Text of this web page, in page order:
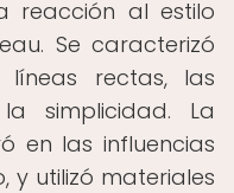
reacción al estilo
Se caracterizó
rectas, las
simplicidad. La
en las influencias
y utilizó materiales